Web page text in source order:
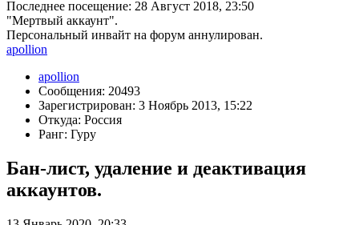
Последнее посещение: 28 Август 2018, 23:50
"Мертвый аккаунт".
Персональный инвайт на форум аннулирован.
apollion
apollion
Сообщения: 20493
Зарегистрирован: 3 Ноябрь 2013, 15:22
Откуда: Россия
Ранг: Гуру
Бан-лист, удаление и деактивация
аккаунтов.